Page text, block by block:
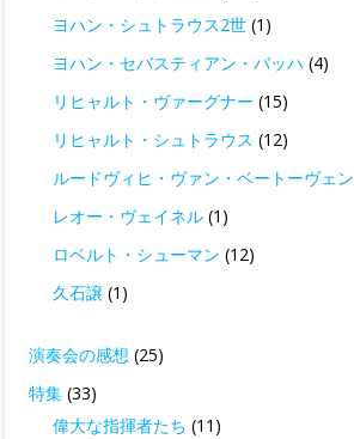
ヨハン・シュトラウス2世 (1)
ヨハン・セバスティアン・バッハ (4)
リヒャルト・ヴァーグナー (15)
リヒャルト・シュトラウス (12)
ルードヴィヒ・ヴァン・ベートーヴェン
レオー・ヴェイネル (1)
ロベルト・シューマン (12)
久石譲 (1)
演奏会の感想 (25)
特集 (33)
偉大な指揮者たち (11)